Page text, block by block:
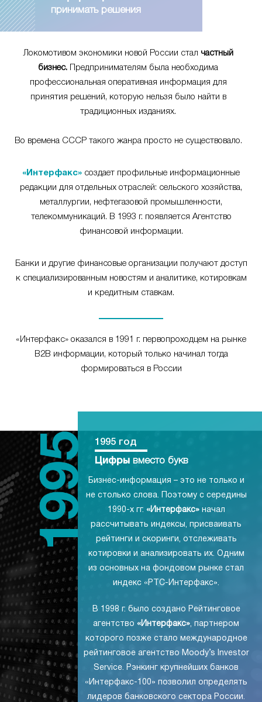
принимать решения
Локомотивом экономики новой России стал частный
бизнес. Предпринимателям была необходима
профессиональная оперативная информация для
принятия решений, которую нельзя было найти в
традиционных изданиях.
Во времена СССР такого жанра просто не существовало.
«Интерфакс» создает профильные информационные
редакции для отдельных отраслей: сельского хозяйства,
металлургии, нефтегазовой промышленности,
телекоммуникаций. В 1993 г. появляется Агентство
финансовой информации.
Банки и другие финансовые организации получают доступ
к специализированным новостям и аналитике, котировкам
и кредитным ставкам.
«Интерфакс» оказался в 1991 г. первопроходцем на рынке
B2B информации, который только начинал тогда
формироваться в России
1995 год
Цифры вместо букв
Бизнес-информация – это не только и
не столько слова. Поэтому с середины
1990-х гг. «Интерфакс»начал
рассчитывать индексы, присваивать
рейтинги и скоринги, отслеживать
котировки и анализировать их. Одним
из основных на фондовом рынке стал
индекс «РТС-Интерфакс».
В 1998 г. было создано Рейтинговое
агентство «Интерфакс», партнером
которого позже стало международное
рейтинговое агентство Moody’s Investor
Service. Рэнкинг крупнейших банков
«Интерфакс-100» позволил определять
лидеров банковского сектора России.